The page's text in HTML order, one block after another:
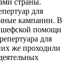
страны.
для
кампании. В
шефской помощи
для
же проходили